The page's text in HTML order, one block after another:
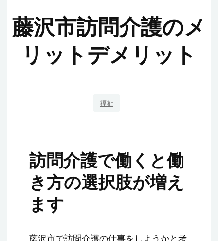
藤沢市訪問介護のメ
リットデメリット
福祉
訪問介護で働くと働
き方の選択肢が増え
ます
藤沢市で訪問介護の仕事をしようかと考